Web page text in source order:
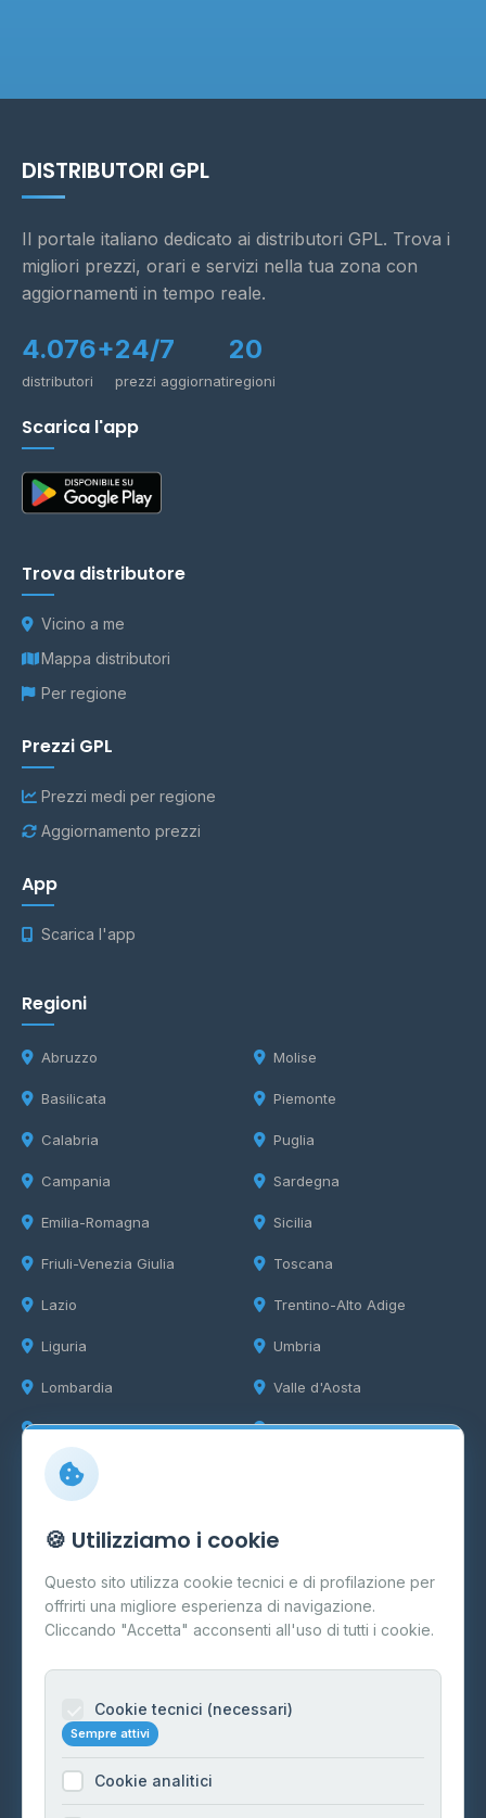
DISTRIBUTORI GPL
Il portale italiano dedicato ai distributori GPL. Trova i
migliori prezzi, orari e servizi nella tua zona con
aggiornamenti in tempo reale.
4.076+
distributori
24/7
prezzi aggiornati
20
regioni
Scarica l'app
Trova distributore
Vicino a me
Mappa distributori
Per regione
Prezzi GPL
Prezzi medi per regione
Aggiornamento prezzi
App
Scarica l'app
Regioni
Abruzzo
Basilicata
Calabria
Campania
Emilia-Romagna
Friuli-Venezia Giulia
Lazio
Liguria
Lombardia
Marche
Molise
Piemonte
Puglia
Sardegna
Sicilia
Toscana
Trentino-Alto Adige
Umbria
Valle d'Aosta
Veneto
Info
Cos'è il GPL
FAQ
Contatti
Informazioni legali
Cookie Policy
🍪 Utilizziamo i cookie
Questo sito utilizza cookie tecnici e di profilazione per
offrirti una migliore esperienza di navigazione.
Cliccando "Accetta" acconsenti all'uso di tutti i cookie.
Cookie tecnici (necessari)
Sempre attivi
Cookie analitici